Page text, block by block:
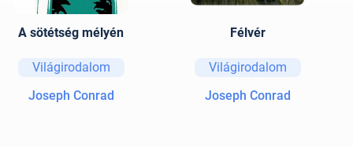
A sötétség mélyén
Világirodalom
Joseph Conrad
Félvér
Világirodalom
Joseph Conrad